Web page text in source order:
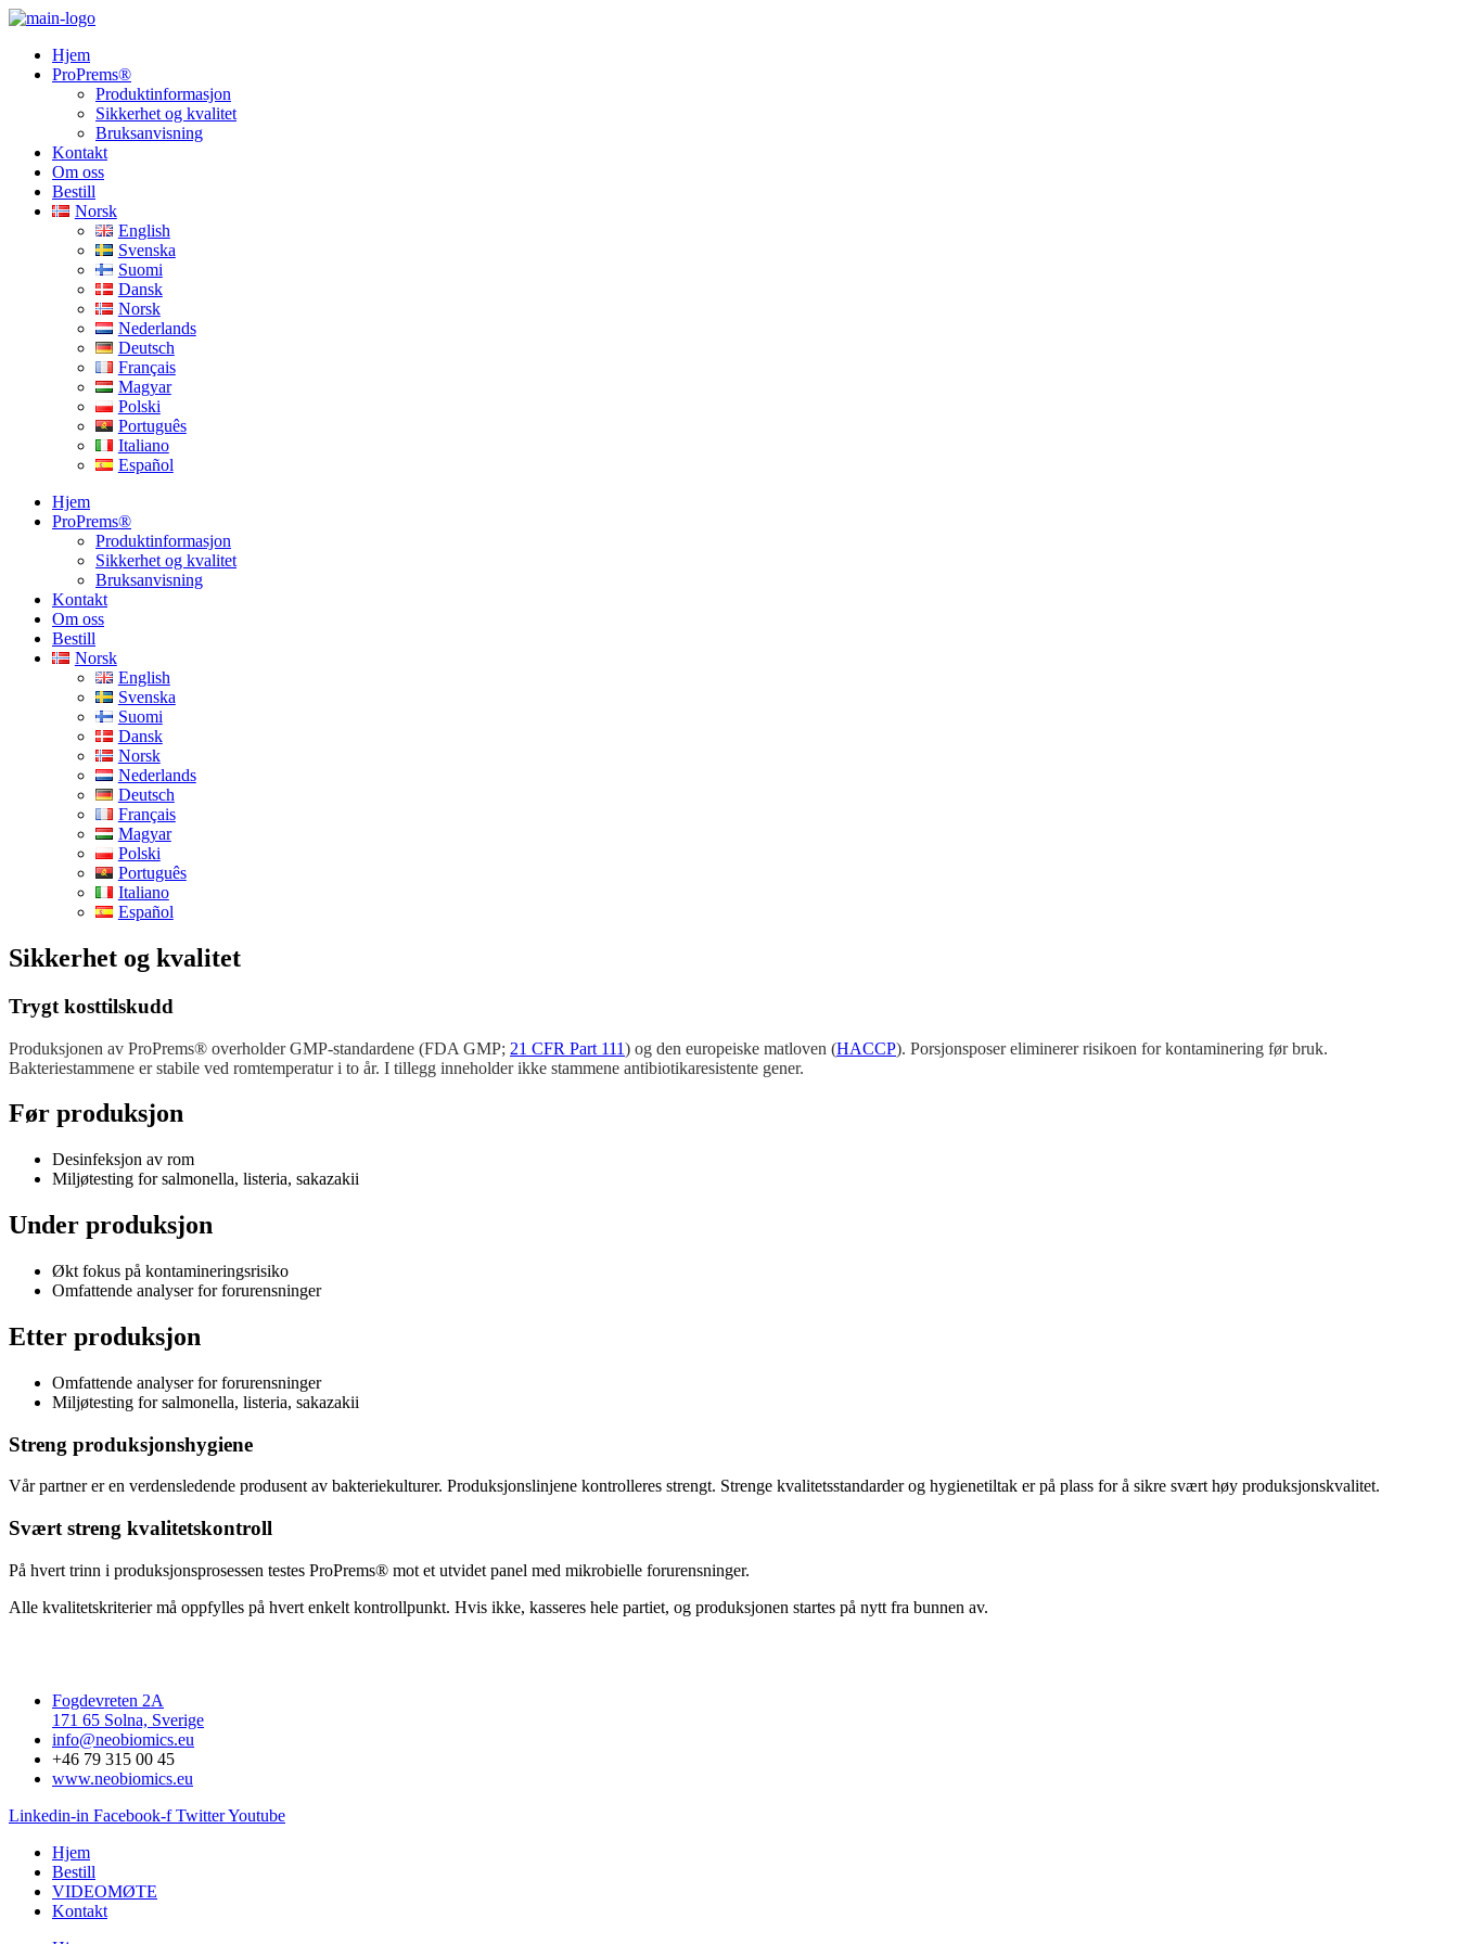
Hjem
ProPrems®
Produktinformasjon
Sikkerhet og kvalitet
Bruksanvisning
Kontakt
Om oss
Bestill
Norsk
English
Svenska
Suomi
Dansk
Norsk
Nederlands
Deutsch
Français
Magyar
Polski
Português
Italiano
Español
Hjem
ProPrems®
Produktinformasjon
Sikkerhet og kvalitet
Bruksanvisning
Kontakt
Om oss
Bestill
Norsk
English
Svenska
Suomi
Dansk
Norsk
Nederlands
Deutsch
Français
Magyar
Polski
Português
Italiano
Español
Sikkerhet og kvalitet
Trygt kosttilskudd
Produksjonen av ProPrems® overholder GMP-standardene (FDA GMP; 21 CFR Part 111) og den europeiske matloven (HACCP). Porsjonsposer eliminerer risikoen for kontaminering før bruk.
Bakteriestammene er stabile ved romtemperatur i to år. I tillegg inneholder ikke stammene antibiotikaresistente gener.
Før produksjon
Desinfeksjon av rom
Miljøtesting for salmonella, listeria, sakazakii
Under produksjon
Økt fokus på kontamineringsrisiko
Omfattende analyser for forurensninger
Etter produksjon
Omfattende analyser for forurensninger
Miljøtesting for salmonella, listeria, sakazakii
Streng produksjonshygiene
Vår partner er en verdensledende produsent av bakteriekulturer. Produksjonslinjene kontrolleres strengt. Strenge kvalitetsstandarder og hygienetiltak er på plass for å sikre svært høy produksjonskvalitet.
Svært streng kvalitetskontroll
På hvert trinn i produksjonsprosessen testes ProPrems® mot et utvidet panel med mikrobielle forurensninger.
Alle kvalitetskriterier må oppfylles på hvert enkelt kontrollpunkt. Hvis ikke, kasseres hele partiet, og produksjonen startes på nytt fra bunnen av.
Fogdevreten 2A
171 65 Solna, Sverige
info@neobiomics.eu
+46 79 315 00 45
www.neobiomics.eu
Linkedin-in Facebook-f TwitterYoutube
Hjem
Bestill
VIDEOMØTE
Kontakt